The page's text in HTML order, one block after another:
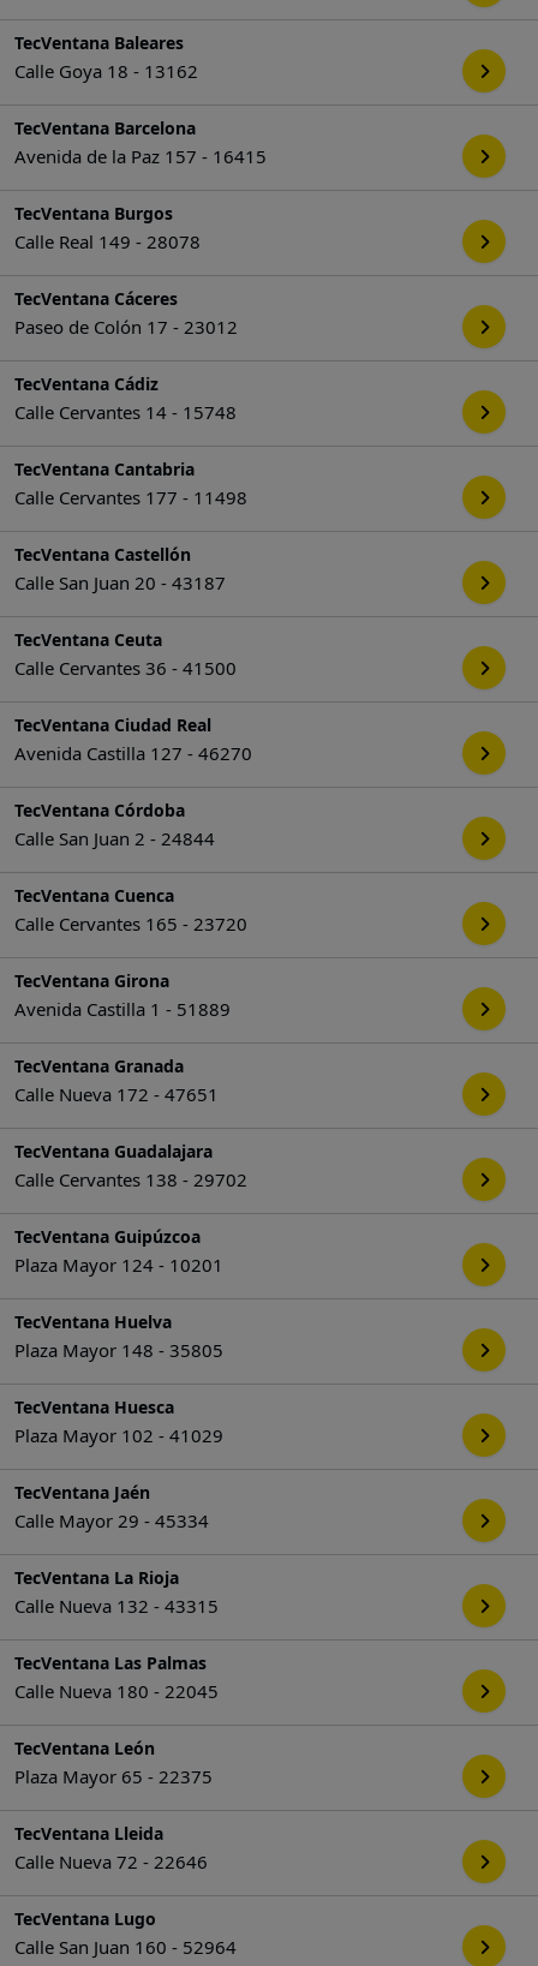
TecVentana Baleares
Calle Goya 18 - 13162
TecVentana Barcelona
Avenida de la Paz 157 - 16415
TecVentana Burgos
Calle Real 149 - 28078
TecVentana Cáceres
Paseo de Colón 17 - 23012
TecVentana Cádiz
Calle Cervantes 14 - 15748
TecVentana Cantabria
Calle Cervantes 177 - 11498
TecVentana Castellón
Calle San Juan 20 - 43187
TecVentana Ceuta
Calle Cervantes 36 - 41500
TecVentana Ciudad Real
Avenida Castilla 127 - 46270
TecVentana Córdoba
Calle San Juan 2 - 24844
TecVentana Cuenca
Calle Cervantes 165 - 23720
TecVentana Girona
Avenida Castilla 1 - 51889
TecVentana Granada
Calle Nueva 172 - 47651
TecVentana Guadalajara
Calle Cervantes 138 - 29702
TecVentana Guipúzcoa
Plaza Mayor 124 - 10201
TecVentana Huelva
Plaza Mayor 148 - 35805
TecVentana Huesca
Plaza Mayor 102 - 41029
TecVentana Jaén
Calle Mayor 29 - 45334
TecVentana La Rioja
Calle Nueva 132 - 43315
TecVentana Las Palmas
Calle Nueva 180 - 22045
TecVentana León
Plaza Mayor 65 - 22375
TecVentana Lleida
Calle Nueva 72 - 22646
TecVentana Lugo
Calle San Juan 160 - 52964